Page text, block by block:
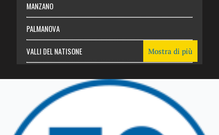
MANZANO
PALMANOVA
VALLI DEL NATISONE
TRICESIMO
TARCENTO
Mostra di più